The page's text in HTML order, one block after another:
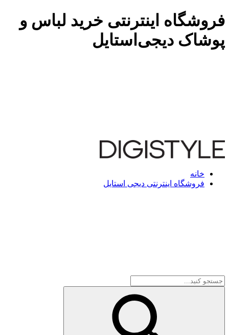
فروشگاه اینترنتی خرید لباس و
پوشاک دیجی‌استایل
خانه
فروشگاه اینترنتی دیجی استایل